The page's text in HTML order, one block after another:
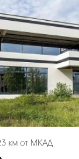
км от МКАД